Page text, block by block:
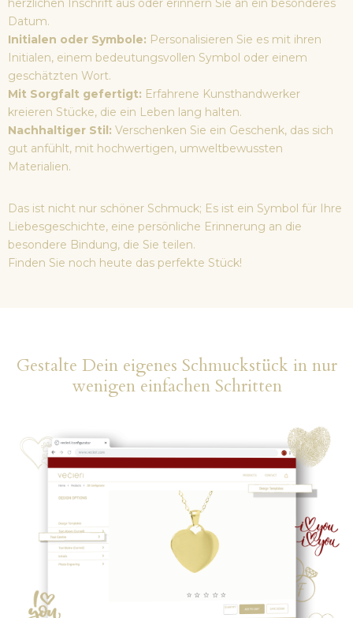
herzlichen Inschrift aus oder erinnern Sie an ein besonderes
Datum.
Initialen oder Symbole: Personalisieren Sie es mit ihren
Initialen, einem bedeutungsvollen Symbol oder einem
geschätzten Wort.
Mit Sorgfalt gefertigt: Erfahrene Kunsthandwerker
kreieren Stücke, die ein Leben lang halten.
Nachhaltiger Stil: Verschenken Sie ein Geschenk, das sich
gut anfühlt, mit hochwertigen, umweltbewussten
Materialien.
Das ist nicht nur schöner Schmuck; Es ist ein Symbol für Ihre
Liebesgeschichte, eine persönliche Erinnerung an die
besondere Bindung, die Sie teilen.
Finden Sie noch heute das perfekte Stück!
Gestalte Dein eigenes Schmuckstück in nur
wenigen einfachen Schritten